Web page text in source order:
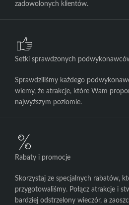
zadowolonych klientów.
Setki sprawdzonych
Sprawdziliśmy każdego
wiemy, że atrakcje, które Wam
najwyższym poziomie.
Rabaty i promocje
Skorzystaj ze specjalnych rabatów,
przygotowaliśmy. Połącz atrakcje i
bardziej odstrzelony wieczór, a